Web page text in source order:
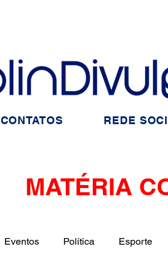
MATÉRIA
Eventos Política Esporte
CONTATOS REDE